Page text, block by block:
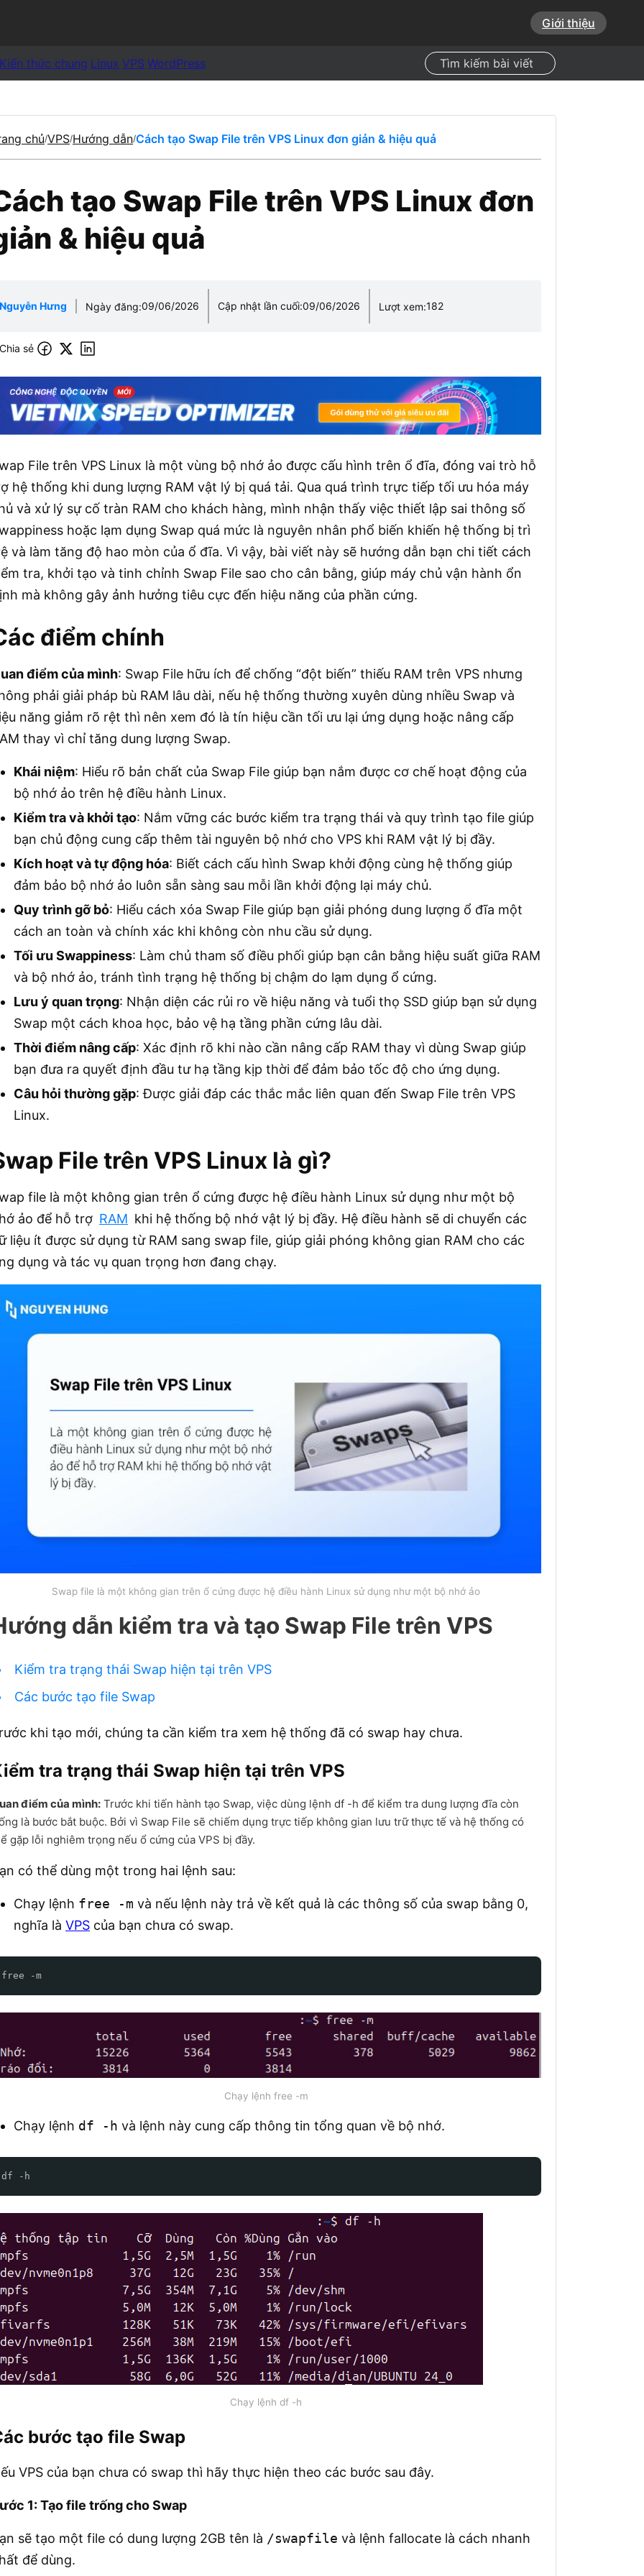
Giới thiệu
Kiến thức chung Linux VPS WordPress
Search
chủ/VPS/Hướng dẫn/Cách tạo Swap File trên VPS Linux đơn giản & hiệu quả
tạo Swap File trên VPS Linux đơn
& hiệu quả
Nguyễn Hưng Ngày đăng:09/06/2026 Cập nhật lần cuối:09/06/2026 Lượt xem:182
Chia sẻ
File trên VPS Linux là một vùng bộ nhớ ảo được cấu hình trên ổ đĩa, đóng vai trò hỗ
hệ thống khi dung lượng RAM vật lý bị quá tải. Qua quá trình trực tiếp tối ưu hóa máy
và xử lý sự cố tràn RAM cho khách hàng, mình nhận thấy việc thiết lập sai thông số
hoặc lạm dụng Swap quá mức là nguyên nhân phổ biến khiến hệ thống bị trì
và làm tăng độ hao mòn của ổ đĩa. Vì vậy, bài viết này sẽ hướng dẫn bạn chi tiết cách
tra, khởi tạo và tinh chỉnh Swap File sao cho cân bằng, giúp máy chủ vận hành ổn
mà không gây ảnh hưởng tiêu cực đến hiệu năng của phần cứng.
điểm chính
điểm của mình: Swap File hữu ích để chống “đột biến” thiếu RAM trên VPS nhưng
phải giải pháp bù RAM lâu dài, nếu hệ thống thường xuyên dùng nhiều Swap và
năng giảm rõ rệt thì nên xem đó là tín hiệu cần tối ưu lại ứng dụng hoặc nâng cấp
thay vì chỉ tăng dung lượng Swap.
Khái niệm: Hiểu rõ bản chất của Swap File giúp bạn nắm được cơ chế hoạt động của
bộ nhớ ảo trên hệ điều hành Linux.
Kiểm tra và khởi tạo: Nắm vững các bước kiểm tra trạng thái và quy trình tạo file giúp
bạn chủ động cung cấp thêm tài nguyên bộ nhớ cho VPS khi RAM vật lý bị đầy.
Kích hoạt và tự động hóa: Biết cách cấu hình Swap khởi động cùng hệ thống giúp
đảm bảo bộ nhớ ảo luôn sẵn sàng sau mỗi lần khởi động lại máy chủ.
Quy trình gỡ bỏ: Hiểu cách xóa Swap File giúp bạn giải phóng dung lượng ổ đĩa một
cách an toàn và chính xác khi không còn nhu cầu sử dụng.
Tối ưu Swappiness: Làm chủ tham số điều phối giúp bạn cân bằng hiệu suất giữa RAM
và bộ nhớ ảo, tránh tình trạng hệ thống bị chậm do lạm dụng ổ cứng.
Lưu ý quan trọng: Nhận diện các rủi ro về hiệu năng và tuổi thọ SSD giúp bạn sử dụng
Swap một cách khoa học, bảo vệ hạ tầng phần cứng lâu dài.
Thời điểm nâng cấp: Xác định rõ khi nào cần nâng cấp RAM thay vì dùng Swap giúp
bạn đưa ra quyết định đầu tư hạ tầng kịp thời để đảm bảo tốc độ cho ứng dụng.
Câu hỏi thường gặp: Được giải đáp các thắc mắc liên quan đến Swap File trên VPS
Linux.
File trên VPS Linux là gì?
file là một không gian trên ổ cứng được hệ điều hành Linux sử dụng như một bộ
ảo để hỗ trợ RAM khi hệ thống bộ nhớ vật lý bị đầy. Hệ điều hành sẽ di chuyển các
liệu ít được sử dụng từ RAM sang swap file, giúp giải phóng không gian RAM cho các
dụng và tác vụ quan trọng hơn đang chạy.
Swap file là một không gian trên ổ cứng được hệ điều hành Linux sử dụng như một bộ nhớ ảo
dẫn kiểm tra và tạo Swap File trên VPS
Kiểm tra trạng thái Swap hiện tại trên VPS
Các bước tạo file Swap
khi tạo mới, chúng ta cần kiểm tra xem hệ thống đã có swap hay chưa.
tra trạng thái Swap hiện tại trên VPS
điểm của mình: Trước khi tiến hành tạo Swap, việc dùng lệnh df -h để kiểm tra dung lượng đĩa còn
là bước bắt buộc. Bởi vì Swap File sẽ chiếm dụng trực tiếp không gian lưu trữ thực tế và hệ thống có
gặp lỗi nghiêm trọng nếu ổ cứng của VPS bị đầy.
có thể dùng một trong hai lệnh sau:
Chạy lệnh free -m và nếu lệnh này trả về kết quả là các thông số của swap bằng 0,
nghĩa là VPS của bạn chưa có swap.
free -m
Chạy lệnh free -m
Chạy lệnh df -h và lệnh này cung cấp thông tin tổng quan về bộ nhớ.
df -h
Chạy lệnh df -h
bước tạo file Swap
VPS của bạn chưa có swap thì hãy thực hiện theo các bước sau đây.
1: Tạo file trống cho Swap
sẽ tạo một file có dung lượng 2GB tên là /swapfile và lệnh fallocate là cách nhanh
để dùng.